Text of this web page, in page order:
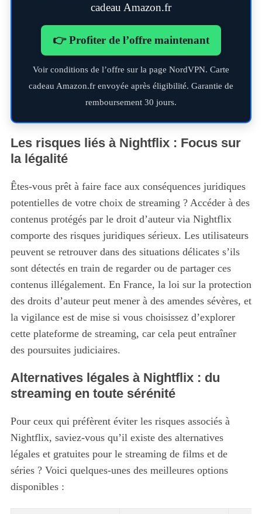
cadeau Amazon.fr
👉 Profiter de l’offre maintenant
Voir conditions de l’offre sur la page NordVPN. Carte
cadeau Amazon.fr envoyée après éligibilité. Garantie de
remboursement 30 jours.
Les risques liés à Nightflix : Focus sur
la légalité
Êtes-vous prêt à faire face aux conséquences juridiques
potentielles de votre choix de streaming ? Accéder à des
contenus protégés par le droit d’auteur via Nightflix
comporte des risques juridiques sérieux. Les utilisateurs
peuvent se retrouver dans des situations délicates s’ils
sont détectés en train de regarder ou de partager ces
contenus illégalement. En France, la loi sur la protection
des droits d’auteur peut mener à des amendes sévères, et
la vigilance est de mise si vous choisissez d’explorer
cette plateforme de streaming, car cela peut entraîner
des poursuites judiciaires.
Alternatives légales à Nightflix : du
streaming en toute sérénité
Pour ceux qui préfèrent éviter les risques associés à
Nightflix, saviez-vous qu’il existe des alternatives
légales et gratuites pour le streaming de films et de
séries ? Voici quelques-unes des meilleures options
disponibles :